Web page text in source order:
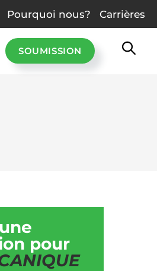
Pourquoi nous? Carrières
SOUMISSION
pour